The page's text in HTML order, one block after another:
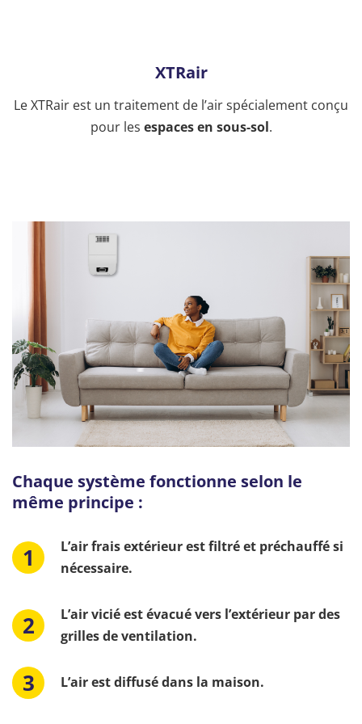
XTRair
Le XTRair est un traitement de l’air spécialement conçu
pour les espaces en sous-sol.
Chaque système fonctionne selon le
même principe :
L’air frais extérieur est filtré et préchauffé si
nécessaire.
L’air vicié est évacué vers l’extérieur par des
grilles de ventilation.
L’air est diffusé dans la maison.